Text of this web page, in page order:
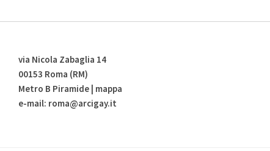
via Nicola Zabaglia 14
00153 Roma (RM)
Metro B Piramide | mappa
e-mail: roma@arcigay.it